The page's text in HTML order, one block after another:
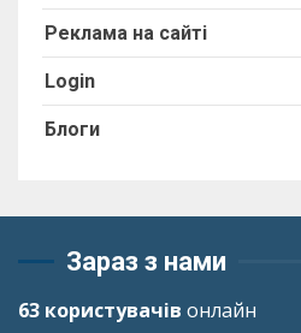
Реклама на сайті
Login
Блоги
Зараз з нами
63 користувачів онлайн